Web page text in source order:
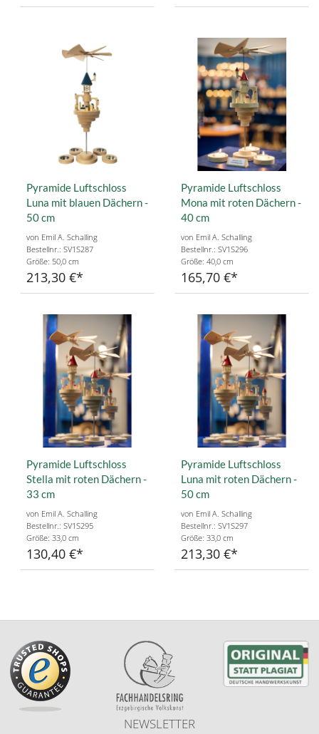
Pyramide Luftschloss
Luna mit blauen Dächern -
50 cm
von Emil A. Schalling
Bestellnr.: SV1S287
Größe: 50,0 cm
213,30 €
Pyramide Luftschloss
Mona mit roten Dächern -
40 cm
von Emil A. Schalling
Bestellnr.: SV1S296
Größe: 40,0 cm
165,70 €
Pyramide Luftschloss
Stella mit roten Dächern -
33 cm
von Emil A. Schalling
Bestellnr.: SV1S295
Größe: 33,0 cm
130,40 €
Pyramide Luftschloss
Luna mit roten Dächern -
50 cm
von Emil A. Schalling
Bestellnr.: SV1S297
Größe: 33,0 cm
213,30 €
NEWSLETTER